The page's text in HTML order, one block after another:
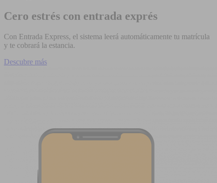
Cero estrés con entrada exprés
Con Entrada Express, el sistema leerá automáticamente tu matrícula
y te cobrará la estancia.
Descubre más